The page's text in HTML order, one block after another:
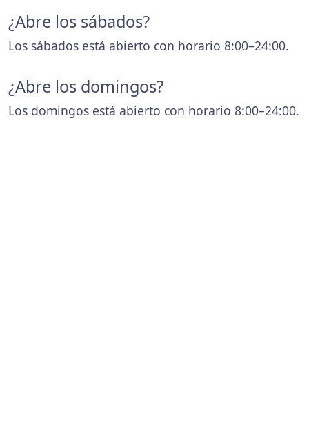
¿Abre los sábados?
Los sábados está abierto con horario 8:00–24:00.
¿Abre los domingos?
Los domingos está abierto con horario 8:00–24:00.